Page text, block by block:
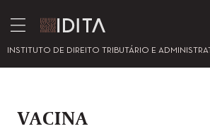
INSTITUTO DE DIREITO TRIBUTÁRIO E
VACINA